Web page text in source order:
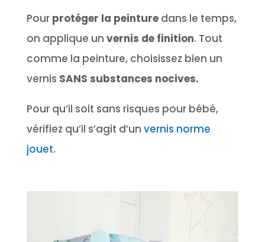
Pour protéger la peinturedans le temps,
on applique un vernis de finition. Tout
comme la peinture, choisissez bien un
vernis SANS substances nocives.
Pour qu’il soit sans risques pour bébé,
vérifiez qu’il s’agit d’un vernis norme
jouet.